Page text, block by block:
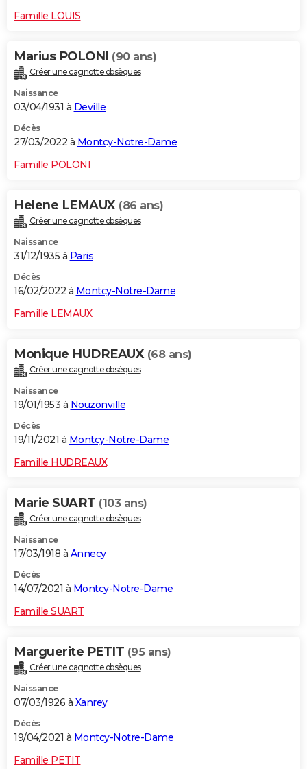
Famille LOUIS
Marius POLONI (90 ans)
Créer une cagnotte obsèques
Naissance
03/04/1931 à Deville
Décès
27/03/2022 à Montcy-Notre-Dame
Famille POLONI
Helene LEMAUX (86 ans)
Créer une cagnotte obsèques
Naissance
31/12/1935 à Paris
Décès
16/02/2022 à Montcy-Notre-Dame
Famille LEMAUX
Monique HUDREAUX (68 ans)
Créer une cagnotte obsèques
Naissance
19/01/1953 à Nouzonville
Décès
19/11/2021 à Montcy-Notre-Dame
Famille HUDREAUX
Marie SUART (103 ans)
Créer une cagnotte obsèques
Naissance
17/03/1918 à Annecy
Décès
14/07/2021 à Montcy-Notre-Dame
Famille SUART
Marguerite PETIT (95 ans)
Créer une cagnotte obsèques
Naissance
07/03/1926 à Xanrey
Décès
19/04/2021 à Montcy-Notre-Dame
Famille PETIT